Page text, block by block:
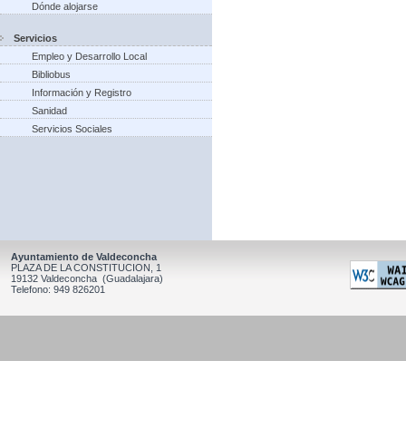
Dónde alojarse
Servicios
Empleo y Desarrollo Local
Bibliobus
Información y Registro
Sanidad
Servicios Sociales
Ayuntamiento de Valdeconcha
PLAZA DE LA CONSTITUCION, 1
19132 Valdeconcha (Guadalajara)
Telefono: 949 826201